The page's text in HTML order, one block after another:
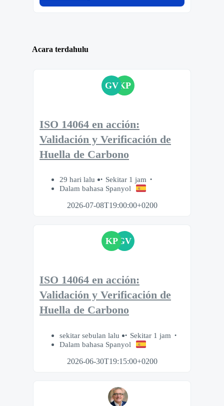
Acara terdahulu
GVKP
ISO 14064 en acción:
Validación y Verificación de
Huella de Carbono
29 hari lalu
Sekitar 1 jam
Dalam bahasa Spanyol
2026-07-08T19:00:00+0200
KPGV
ISO 14064 en acción:
Validación y Verificación de
Huella de Carbono
sekitar sebulan lalu
Sekitar 1 jam
Dalam bahasa Spanyol
2026-06-30T19:15:00+0200